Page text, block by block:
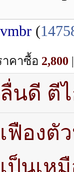
(
าคาซื้อ 2,800
ลื่นดี ตี
เฟืองตั
เป็นเห